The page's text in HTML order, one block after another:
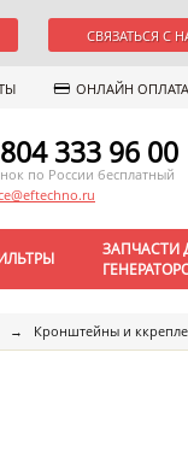
СВЯЗАТЬСЯ С
ОНЛАЙН ОПЛАТА
333 96 00
по России бесплатный
ЗАПЧАСТИ
→ Кронштейны и